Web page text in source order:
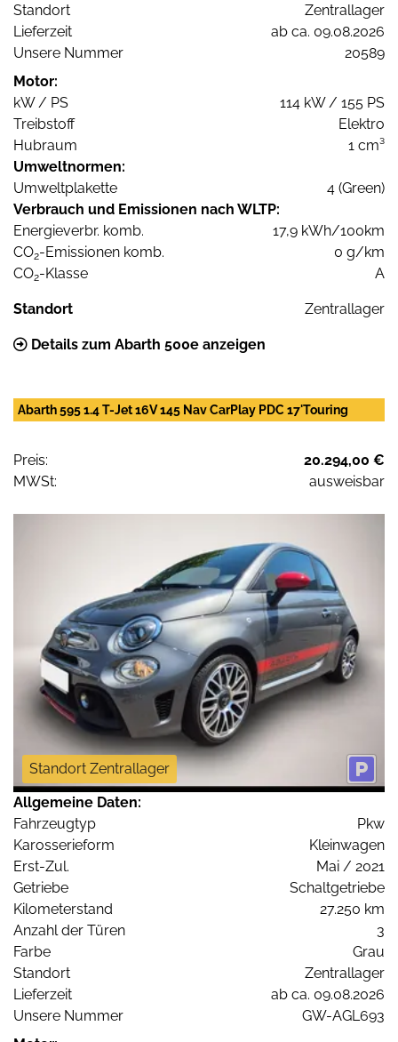
Standort
Zentrallager
Lieferzeit
ab ca. 09.08.2026
Unsere Nummer
20589
Motor:
kW / PS
114 kW / 155 PS
Treibstoff
Elektro
Hubraum
1 cm³
Umweltnormen:
Umweltplakette
4 (Green)
Verbrauch und Emissionen nach WLTP:
Energieverbr. komb.
17,9 kWh/100km
CO2-Emissionen komb.
0 g/km
CO2-Klasse A
Standort Zentrallager
Details zum Abarth 500e anzeigen
Abarth 595 1.4 T-Jet 16V 145 Nav CarPlay PDC 17'Touring
Preis:
20.294,00 €
MWSt:
ausweisbar
Standort Zentrallager
Allgemeine Daten:
Fahrzeugtyp
Pkw
Karosserieform
Kleinwagen
Erst-Zul.
Mai / 2021
Getriebe
Schaltgetriebe
Kilometerstand
27.250 km
Anzahl der Türen
3
Farbe
Grau
Standort
Zentrallager
Lieferzeit
ab ca. 09.08.2026
Unsere Nummer
GW-AGL693